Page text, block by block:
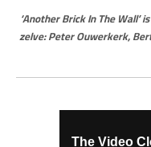
‘Another Brick In The Wall’
zelve: Peter Ouwerkerk,